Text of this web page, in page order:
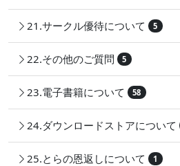
21.サークル優待について 5
22.その他のご質問 5
23.電子書籍について 58
24.ダウンロードストアについて
25.とらの恩返しについて 1